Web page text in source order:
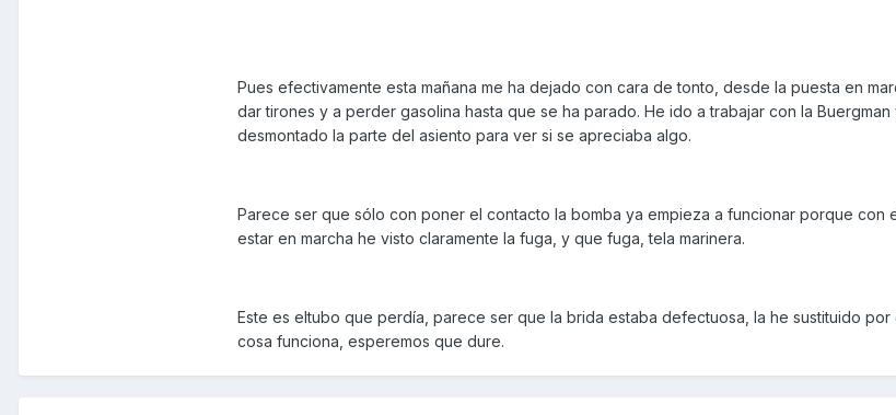
Pues efectivamente esta mañana me ha dejado con cara de tonto, desde la puesta en
dar tirones y a perder gasolina hasta que se ha parado. He ido a trabajar con la
desmontado la parte del asiento para ver si se apreciaba algo.
Parece ser que sólo con poner el contacto la bomba ya empieza a funcionar porque con
estar en marcha he visto claramente la fuga, y que fuga, tela marinera.
Este es eltubo que perdía, parece ser que la brida estaba defectuosa, la he sustituido
cosa funciona, esperemos que dure.